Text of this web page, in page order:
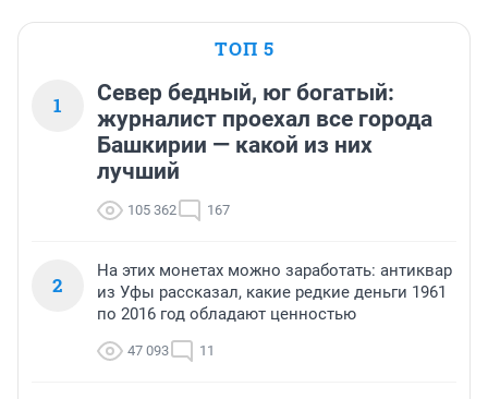
ТОП 5
1
Север бедный, юг богатый:
журналист проехал все города
Башкирии — какой из них
лучший
105 362 167
2
На этих монетах можно заработать: антиквар
из Уфы рассказал, какие редкие деньги 1961
по 2016 год обладают ценностью
47 093 11